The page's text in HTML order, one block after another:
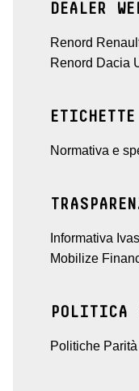
DEALER
Renord
Renord Dacia
Normativa e
Informativa
Mobilize
POLITICA
Politiche